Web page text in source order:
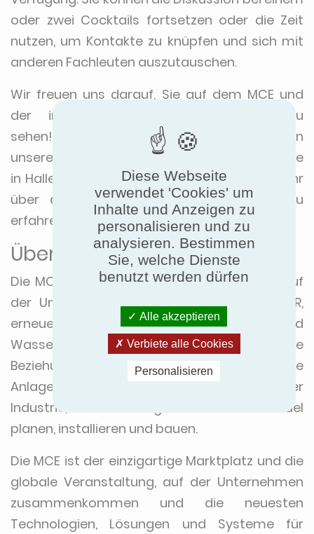
oder zwei Cocktails fortsetzen oder die Zeit
nutzen, um Kontakte zu knüpfen und sich mit
anderen Fachleuten auszutauschen.
Wir freuen uns darauf, Sie auf dem MCE und
der internationalen AiCARR-Konferenz zu
sehen! Wenn Sie keine Gelegenheit haben, an
unserem Workshop teilzunehmen, können Sie
in Halle 11, Stand F55, vorbeischauen, um mehr
über die Welt der Produktzertifizierung zu
erfahren.
Über die Veranstaltungen
Die MCE ist die internationale Fachmesse, auf
der Unternehmen aus den Bereichen HLK+R,
erneuerbare Energien, Energieeffizienz und
Wasser neue Kunden treffen und ihre
Beziehungen zu denjenigen ausbauen, die
Anlagen und Systeme für den Komfort in der
Industrie, im Wohnungsbau und im Handel
planen, installieren und bauen.
Die MCE ist der einzigartige Marktplatz und die
globale Veranstaltung, auf der Unternehmen
zusammenkommen und die neuesten
Technologien, Lösungen und Systeme für
Diese Webseite
verwendet 'Cookies' um
Inhalte und Anzeigen zu
personalisieren und zu
analysieren. Bestimmen
Sie, welche Dienste
benutzt werden dürfen
Alle akzeptieren
Verbiete alle Cookies
Personalisieren